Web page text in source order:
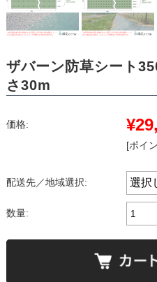
ザバーン防草シート
さ30m
価格:
[ポイ
配送先／地域選択:
数量: